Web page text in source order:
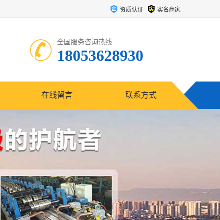
资质认证 实名商家
全国服务咨询热线:
18053628930
在线留言 联系方式